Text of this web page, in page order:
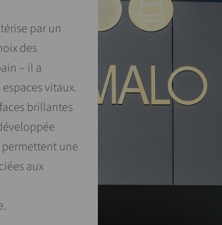
par un
des
– il a
vitaux.
brillantes
permettent une
aux